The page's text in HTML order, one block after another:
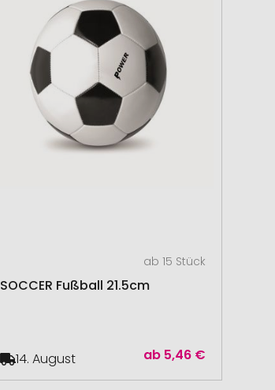
ab 15 Stück
SOCCER Fußball 21.5cm
ab 5,46 €
14. August